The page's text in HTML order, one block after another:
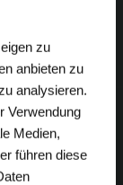
zu
anbieten zu
analysieren.
Verwendung
Medien,
führen diese